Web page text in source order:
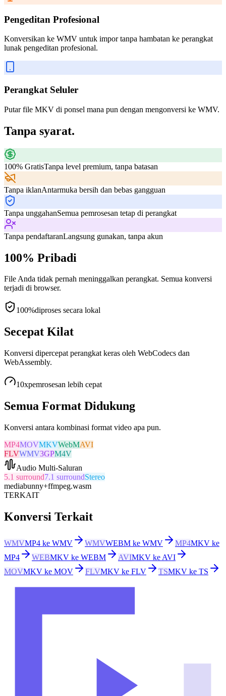
Pengeditan Profesional
Konversikan ke WMV untuk impor tanpa hambatan ke perangkat
lunak pengeditan profesional.
Perangkat Seluler
Putar file MKV di ponsel mana pun dengan mengonversi ke WMV.
Tanpa syarat.
100% GratisTanpa level premium, tanpa batasan
Tanpa iklanAntarmuka bersih dan bebas gangguan
Tanpa unggahanSemua pemrosesan tetap di perangkat
Tanpa pendaftaranLangsung gunakan, tanpa akun
100% Pribadi
File Anda tidak pernah meninggalkan perangkat. Semua konversi
terjadi di browser.
100%diproses secara lokal
Secepat Kilat
Konversi dipercepat perangkat keras oleh WebCodecs dan
WebAssembly.
10xpemrosesan lebih cepat
Semua Format Didukung
Konversi antara kombinasi format video apa pun.
MP4MOVMKVWebMAVI
FLVWMV3GPM4V
Audio Multi-Saluran
5.1 surround7.1 surroundStereo
mediabunny+ffmpeg.wasm
TERKAIT
Konversi Terkait
WMVMP4 ke WMV WMVWEBM ke WMV MP4MKV ke
MP4
WEBMKV ke WEBM AVIMKV ke AVI
MOVMKV ke MOV FLVMKV ke FLV TSMKV ke TS